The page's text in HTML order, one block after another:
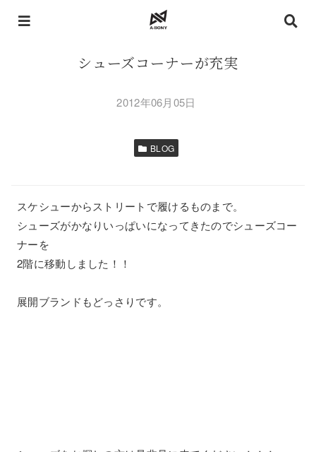
シューズコーナーが充実
2012年06月05日
BLOG
スケシューからストリートで履けるものまで。
シューズがかなりいっぱいになってきたのでシューズコー
ナーを
2階に移動しました！！
展開ブランドもどっさりです。